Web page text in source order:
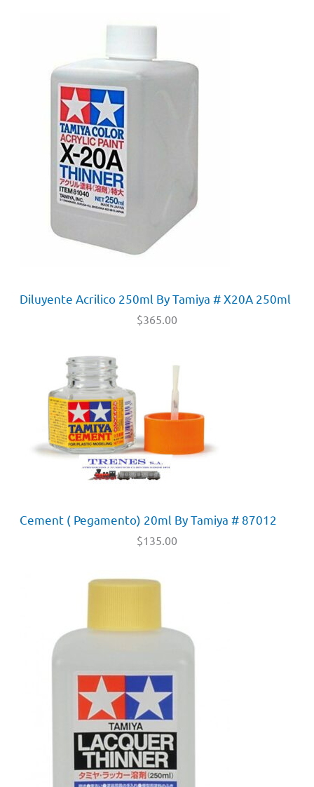
Diluyente Acrilico 250ml By Tamiya # X20A 250ml
$365.00
Cement ( Pegamento) 20ml By Tamiya # 87012
$135.00